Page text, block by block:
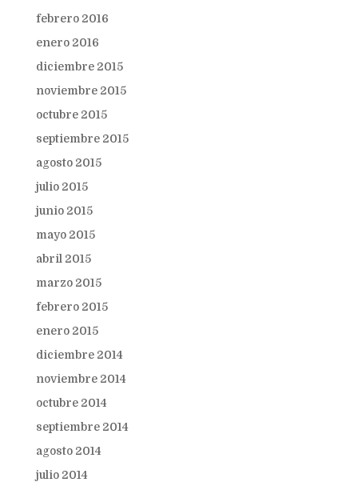
febrero 2016
enero 2016
diciembre 2015
noviembre 2015
octubre 2015
septiembre 2015
agosto 2015
julio 2015
junio 2015
mayo 2015
abril 2015
marzo 2015
febrero 2015
enero 2015
diciembre 2014
noviembre 2014
octubre 2014
septiembre 2014
agosto 2014
julio 2014